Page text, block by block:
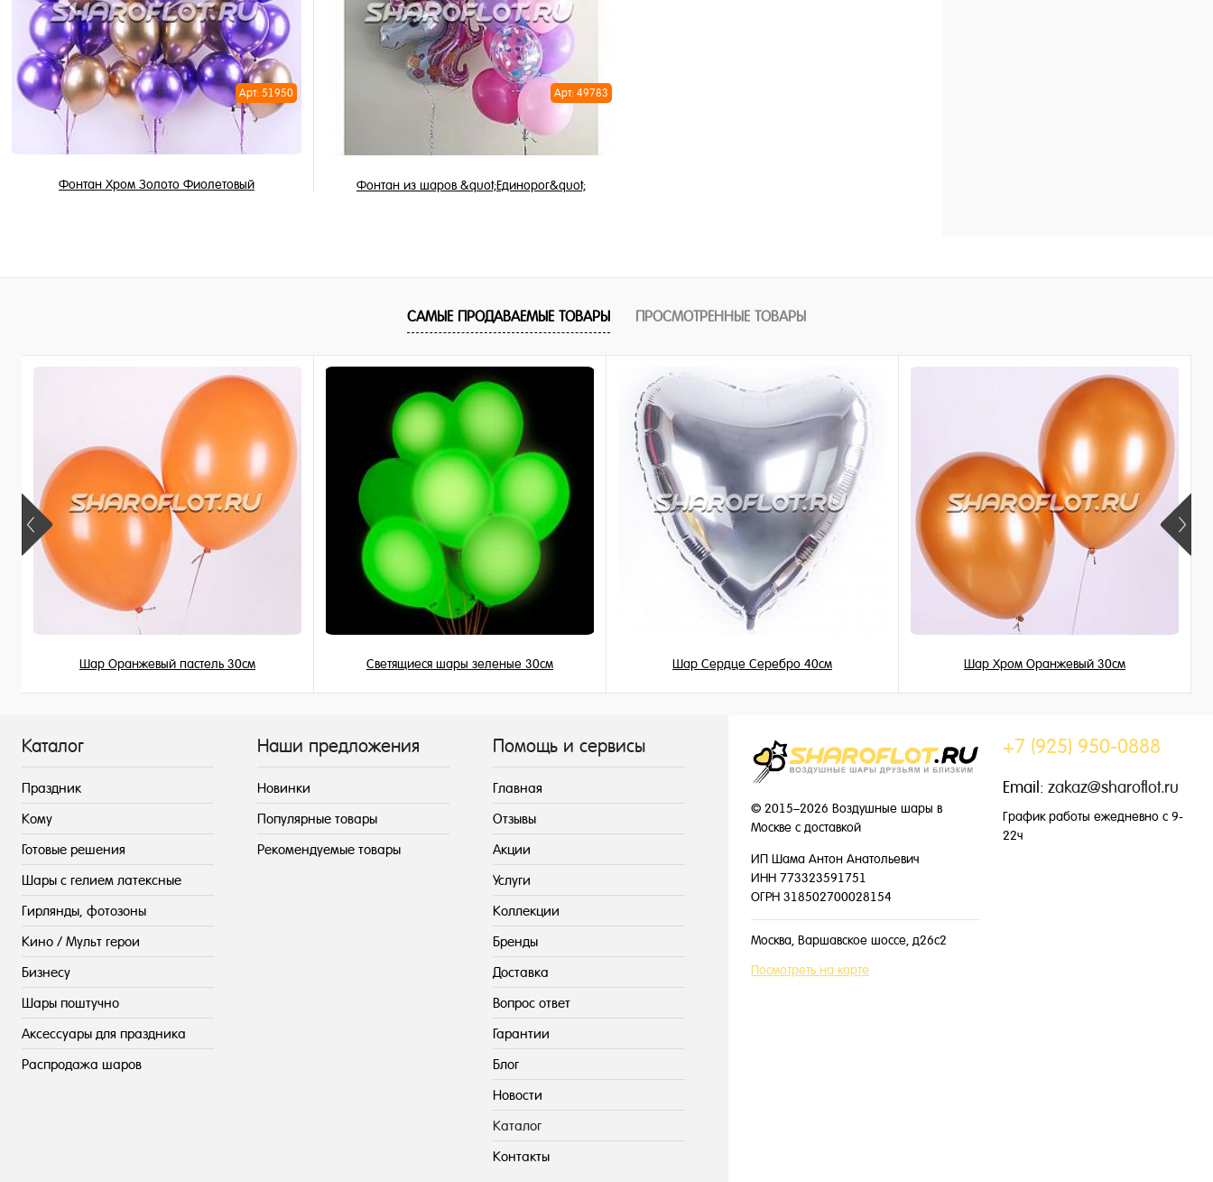
В избранное
В наличии
В избранное
В наличии
Арт: 51950
Фонтан Хром Золото Фиолетовый
В избранное
Арт: 49783
Фонтан из шаров &quot;Единорог&quot;
В избранное
САМЫЕ ПРОДАВАЕМЫЕ ТОВАРЫ ПРОСМОТРЕННЫЕ ТОВАРЫ
Шар Оранжевый пастель 30см Светящиеся шары зеленые 30см Шар Сердце Серебро 40см Шар Хром Оранжевый 30см
Каталог
Праздник
Кому
Готовые решения
Шары с гелием латексные
Гирлянды, фотозоны
Кино / Мульт герои
Бизнесу
Шары поштучно
Аксессуары для праздника
Распродажа шаров
Наши предложения
Новинки
Популярные товары
Рекомендуемые товары
Помощь и сервисы
Главная
Отзывы
Акции
Услуги
Коллекции
Бренды
Доставка
Вопрос ответ
Гарантии
Блог
Новости
Каталог
Контакты
© 2015–2026 Воздушные шары в
Москве с доставкой
ИП Шама Антон Анатольевич
ИНН 773323591751
ОГРН 318502700028154
Москва, Варшавское шоссе, д26с2
Посмотреть на карте
+7 (925) 950-0888
Email: zakaz@sharoflot.ru
График работы ежедневно с 9-
22ч